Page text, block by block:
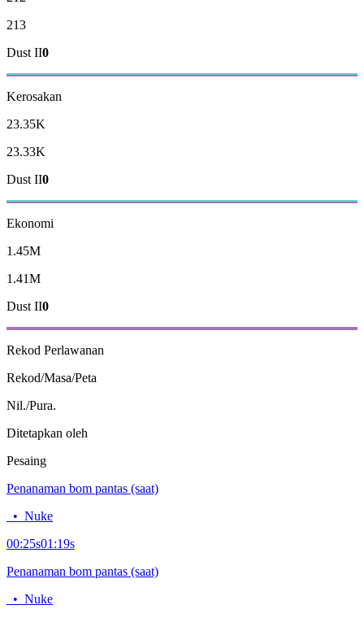
213
Dust II0
Kerosakan
23.35K
23.33K
Dust II0
Ekonomi
1.45M
1.41M
Dust II0
Rekod Perlawanan
Rekod/Masa/Peta
Nil./Pura.
Ditetapkan oleh
Pesaing
Penanaman bom pantas (saat)
• Nuke
00:25s01:19s
Penanaman bom pantas (saat)
• Nuke